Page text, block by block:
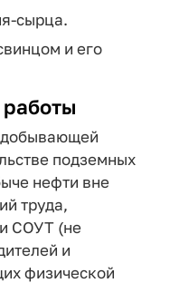
сырца.
и его
подземных
нефти вне
труда,
СОУТ (не
и
физической